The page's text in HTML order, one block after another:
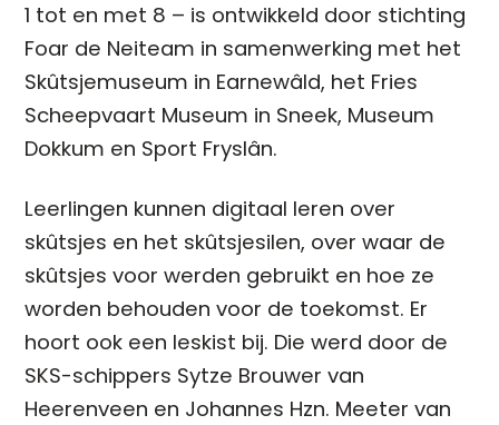
1 tot en met 8 – is ontwikkeld door stichting
Foar de Neiteam in samenwerking met het
Skûtsjemuseum in Earnewâld, het Fries
Scheepvaart Museum in Sneek, Museum
Dokkum en Sport Fryslân.
Leerlingen kunnen digitaal leren over
skûtsjes en het skûtsjesilen, over waar de
skûtsjes voor werden gebruikt en hoe ze
worden behouden voor de toekomst. Er
hoort ook een leskist bij. Die werd door de
SKS-schippers Sytze Brouwer van
Heerenveen en Johannes Hzn. Meeter van